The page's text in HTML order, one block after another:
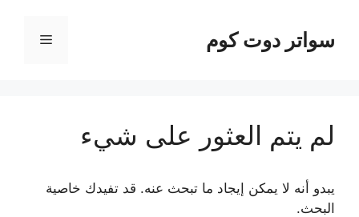
المحتوىسواتر دوت كوم القائمة
لم يتم العثور على شيء
يبدو أنه لا يمكن إيجاد ما تبحث عنه. قد تفيدك خاصية
البحث.